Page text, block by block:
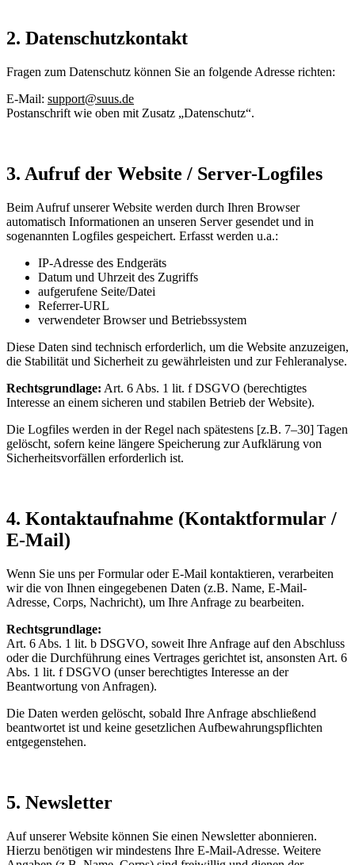
2. Datenschutzkontakt
Fragen zum Datenschutz können Sie an folgende Adresse richten:
E-Mail: support@suus.de
Postanschrift wie oben mit Zusatz „Datenschutz“.
3. Aufruf der Website / Server-Logfiles
Beim Aufruf unserer Website werden durch Ihren Browser
automatisch Informationen an unseren Server gesendet und in
sogenannten Logfiles gespeichert. Erfasst werden u.a.:
IP-Adresse des Endgeräts
Datum und Uhrzeit des Zugriffs
aufgerufene Seite/Datei
Referrer-URL
verwendeter Browser und Betriebssystem
Diese Daten sind technisch erforderlich, um die Website anzuzeigen,
die Stabilität und Sicherheit zu gewährleisten und zur Fehleranalyse.
Rechtsgrundlage: Art. 6 Abs. 1 lit. f DSGVO (berechtigtes
Interesse an einem sicheren und stabilen Betrieb der Website).
Die Logfiles werden in der Regel nach spätestens [z.B. 7–30] Tagen
gelöscht, sofern keine längere Speicherung zur Aufklärung von
Sicherheitsvorfällen erforderlich ist.
4. Kontaktaufnahme (Kontaktformular /
E-Mail)
Wenn Sie uns per Formular oder E-Mail kontaktieren, verarbeiten
wir die von Ihnen eingegebenen Daten (z.B. Name, E-Mail-
Adresse, Corps, Nachricht), um Ihre Anfrage zu bearbeiten.
Rechtsgrundlage:
Art. 6 Abs. 1 lit. b DSGVO, soweit Ihre Anfrage auf den Abschluss
oder die Durchführung eines Vertrages gerichtet ist, ansonsten Art. 6
Abs. 1 lit. f DSGVO (unser berechtigtes Interesse an der
Beantwortung von Anfragen).
Die Daten werden gelöscht, sobald Ihre Anfrage abschließend
beantwortet ist und keine gesetzlichen Aufbewahrungspflichten
entgegenstehen.
5. Newsletter
Auf unserer Website können Sie einen Newsletter abonnieren.
Hierzu benötigen wir mindestens Ihre E-Mail-Adresse. Weitere